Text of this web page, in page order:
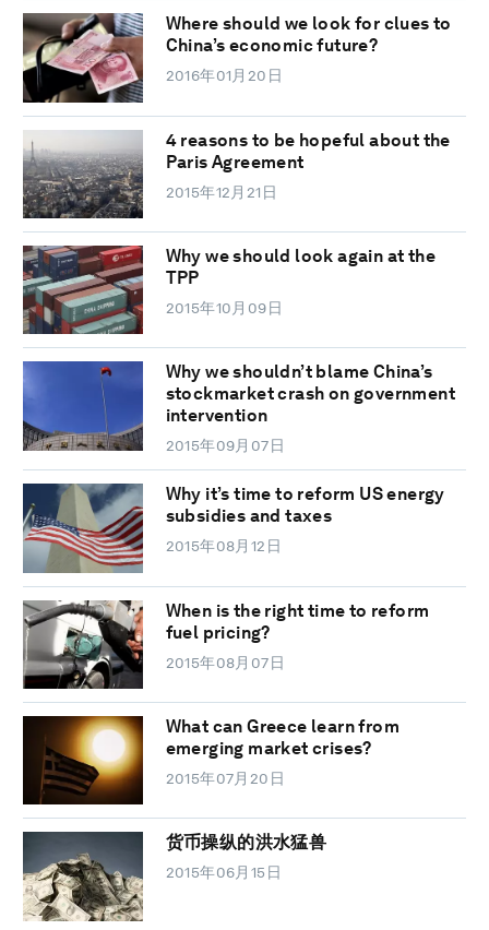
Where should we look for clues to
China’s economic future?
2016年01月20日
4 reasons to be hopeful about the
Paris Agreement
2015年12月21日
Why we should look again at the
TPP
2015年10月09日
Why we shouldn’t blame China’s
stockmarket crash on government
intervention
2015年09月07日
Why it’s time to reform US energy
subsidies and taxes
2015年08月12日
When is the right time to reform
fuel pricing?
2015年08月07日
What can Greece learn from
emerging market crises?
2015年07月20日
货币操纵的洪水猛兽
2015年06月15日